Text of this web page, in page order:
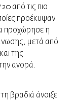
από τις πιο
προέκυψαν
προχώρησε η
μετά από
της
αγορά.
βραδιά άνοιξε